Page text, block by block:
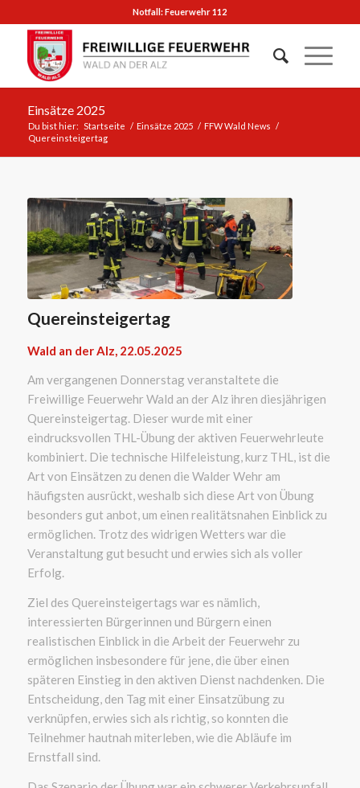
Notfall: Feuerwehr 112
Einsätze 2025
Du bist hier: Startseite / Einsätze 2025 / FFW Wald News /
Quereinsteigertag
Quereinsteigertag
Wald an der Alz, 22.05.2025
Am vergangenen Donnerstag veranstaltete die
Freiwillige Feuerwehr Wald an der Alz ihren diesjährigen
Quereinsteigertag. Dieser wurde mit einer
eindrucksvollen THL-Übung der aktiven Feuerwehrleute
kombiniert. Die technische Hilfeleistung, kurz THL, ist die
Art von Einsätzen zu denen die Walder Wehr am
häufigsten ausrückt, weshalb sich diese Art von Übung
besonders gut anbot, um einen realitätsnahen Einblick zu
ermöglichen. Trotz des widrigen Wetters war die
Veranstaltung gut besucht und erwies sich als voller
Erfolg.
Ziel des Quereinsteigertags war es nämlich,
interessierten Bürgerinnen und Bürgern einen
realistischen Einblick in die Arbeit der Feuerwehr zu
ermöglichen insbesondere für jene, die über einen
späteren Einstieg in den aktiven Dienst nachdenken. Die
Entscheidung, den Tag mit einer Einsatzübung zu
verknüpfen, erwies sich als richtig, so konnten die
Teilnehmer hautnah miterleben, wie die Abläufe im
Ernstfall sind.